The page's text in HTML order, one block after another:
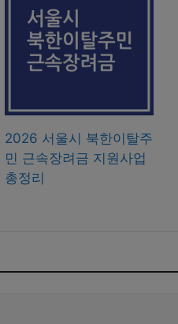
2026 서울시 북한이탈주
민 근속장려금 지원사업
총정리